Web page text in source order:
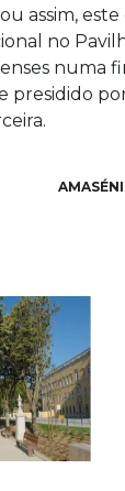
assim,
no
numa
presidido